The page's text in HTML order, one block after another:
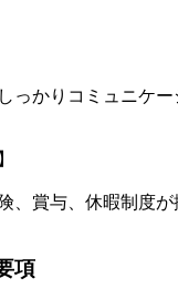
っかりコミュニケ
、賞与、休暇制度が
項